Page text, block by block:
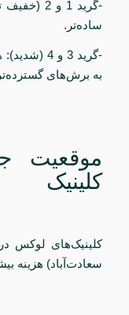
-گرید 1
ساده‌تر.
-گرید 3 و
به برش‌های
موقعیت
کلینیک
کلینیک‌های لوکس
سعادت‌آباد) هزینه